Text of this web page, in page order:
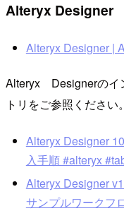
Alteryx Designer
Alteryx Designer |
Alteryx Designerのイ
トリをご参照ください。
Alteryx Designer
入手順 #alteryx
Alteryx Designer
サンプルワークフ